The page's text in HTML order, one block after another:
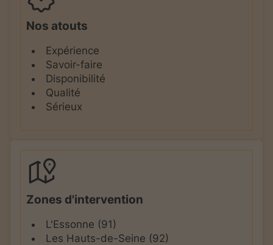
Nos atouts
Expérience
Savoir-faire
Disponibilité
Qualité
Sérieux
Zones d'intervention
L'Essonne (91)
Les Hauts-de-Seine (92)